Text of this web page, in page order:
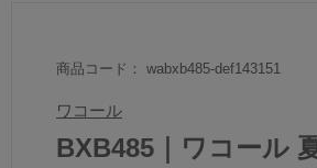
商品コード： wabxb485-def143151
ワコール
BXB485｜ワコール